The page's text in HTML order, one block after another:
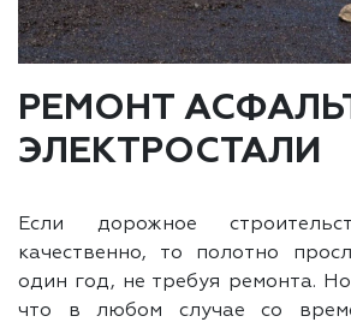
РЕМОНТ
ЭЛЕКТРОСТАЛИ
Если дорожное
качественно, то полотно
один год, не требуя ремонта.
что в любом случае со